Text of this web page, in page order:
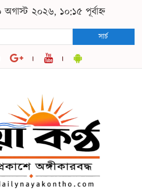
২০২৬, ১০:১৫ পূর্বাহ্ন
সার্চ